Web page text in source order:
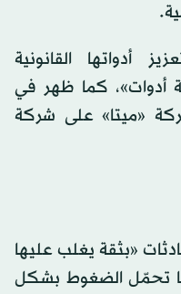
أدواتها القانونية
أدوات»، كما ظهر في
«ميتا» على شركة
«بثقة يغلب عليها
تحمّل الضغوط بشكل